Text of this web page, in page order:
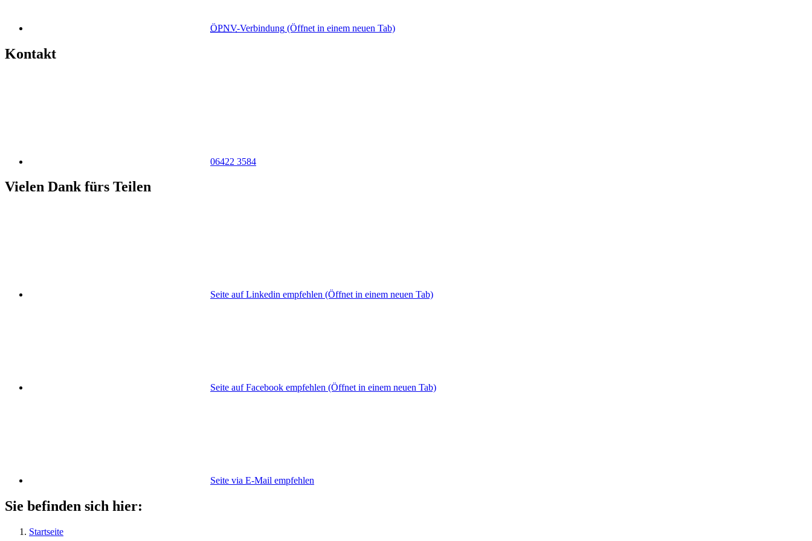
ÖPNV-Verbindung (Öffnet in einem neuen Tab)
Kontakt
06422 3584
Vielen Dank fürs Teilen
Seite auf Linkedin empfehlen (Öffnet in einem neuen Tab)
Seite auf Facebook empfehlen (Öffnet in einem neuen Tab)
Seite via E-Mail empfehlen
Sie befinden sich hier:
Startseite